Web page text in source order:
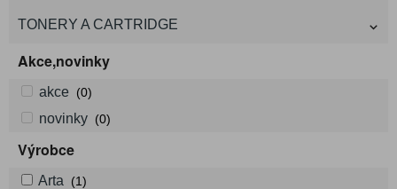
TONERY A CARTRIDGE
Akce,novinky
akce (0)
novinky (0)
Výrobce
Arta (1)